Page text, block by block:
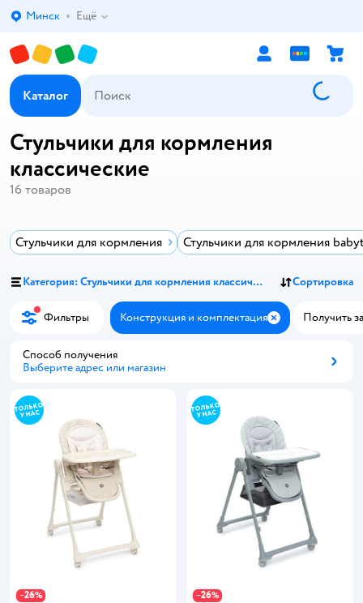
Выбор адреса доставки.
Минск Ещё
Каталог
Стульчики для кормления
классические
16 товаров
Стульчики для кормления Стульчики для кормления
Категория: Стульчики для кормления классические Сортировка
Фильтры Конструкция и комплектация ЗакрытьПолучить
Способ получения
Выберите адрес или магазин
−26% −26%